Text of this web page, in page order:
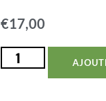
€17,00